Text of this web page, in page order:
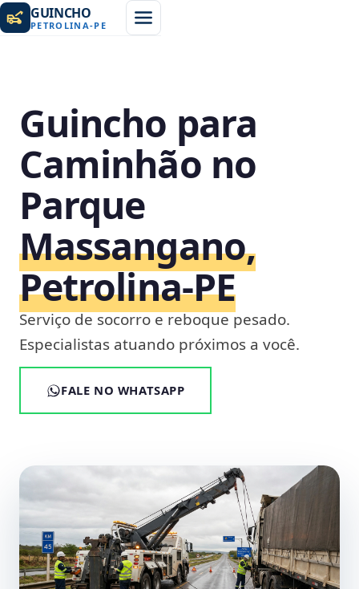
GUINCHO
PETROLINA-PE
Guincho para
Caminhão no
Parque
Massangano,
Petrolina‑PE
Serviço de socorro e reboque pesado.
Especialistas atuando próximos a você.
FALE NO WHATSAPP